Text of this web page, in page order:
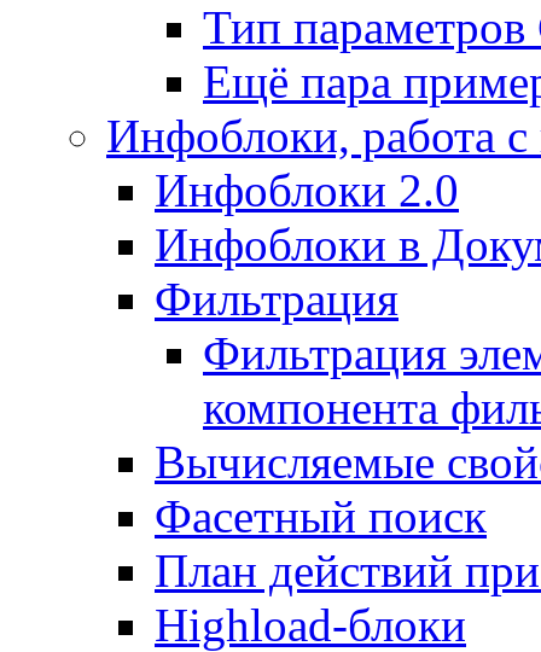
Тип
Ещё пара
Инфоблоки, работа
Инфоблоки 2.0
Инфоблоки в
Фильтрация
Фильтрация
компонента
Вычисляемые
Фасетный поиск
План действий
Highload-блоки